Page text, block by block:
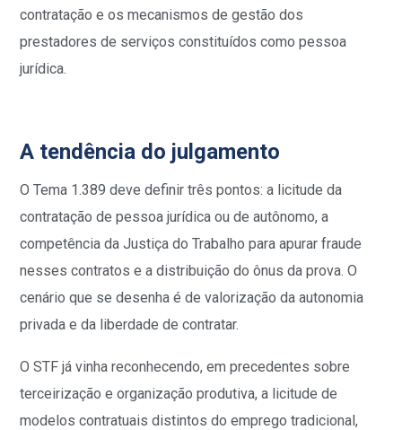
contratação e os mecanismos de gestão dos
prestadores de serviços constituídos como pessoa
jurídica.
A tendência do julgamento
O Tema 1.389 deve definir três pontos: a licitude da
contratação de pessoa jurídica ou de autônomo, a
competência da Justiça do Trabalho para apurar fraude
nesses contratos e a distribuição do ônus da prova. O
cenário que se desenha é de valorização da autonomia
privada e da liberdade de contratar.
O STF já vinha reconhecendo, em precedentes sobre
terceirização e organização produtiva, a licitude de
modelos contratuais distintos do emprego tradicional,